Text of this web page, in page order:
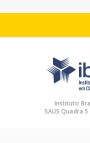
Instituto
SAUS Quadra